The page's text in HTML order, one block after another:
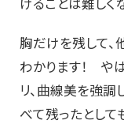
胸だけを残して、
わかります！ や
リ、曲線美を強調
べて残ったとして